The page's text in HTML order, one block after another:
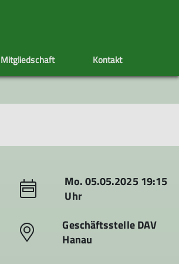
Artikel schreiben
Ehrenamt
Klettersteig
Mitgliedschaft
Satzung
Kontakt
Mo. 05.05.2025 19:15
Uhr
Geschäftsstelle DAV
Hanau